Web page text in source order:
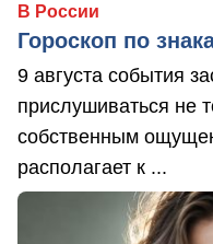
В России
Гороскоп по
9 августа события
прислушиваться не
собственным
располагает к ...